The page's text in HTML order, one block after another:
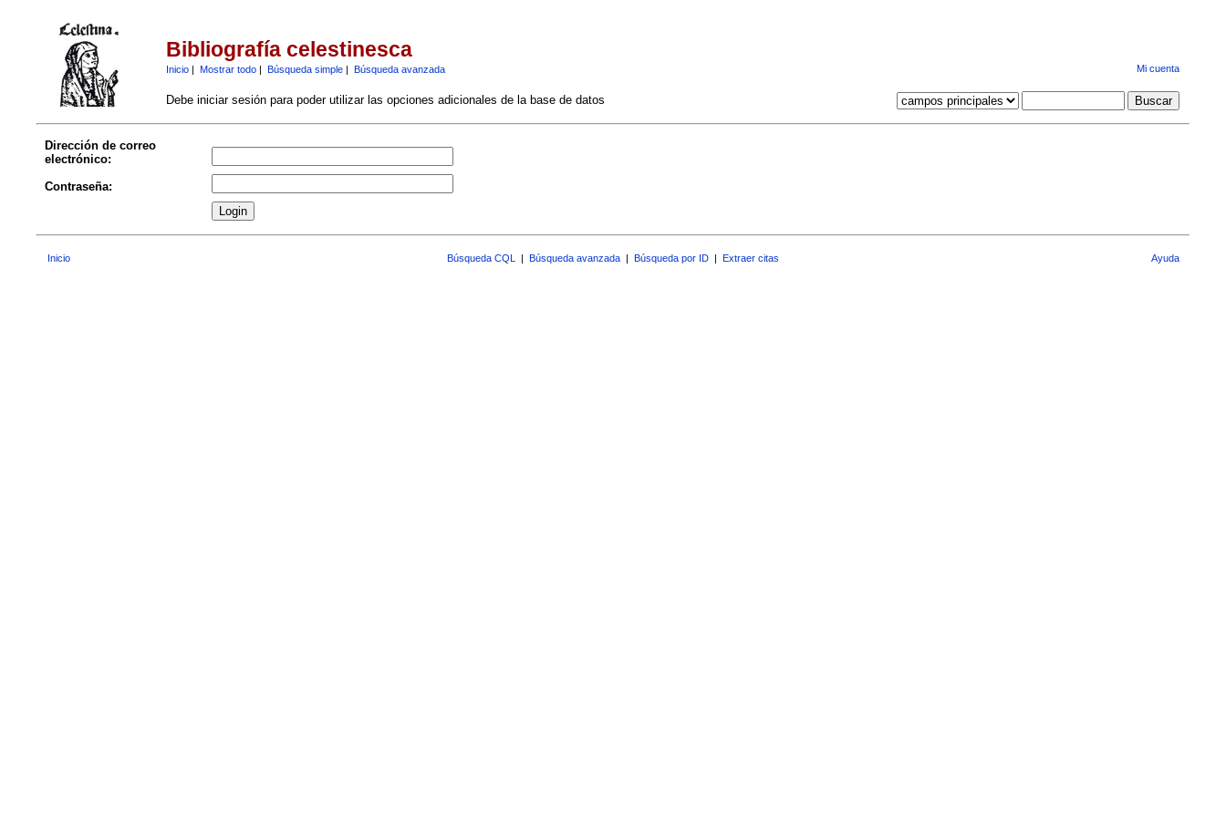
Bibliografía celestinesca
Inicio| Mostrar todo| Búsqueda simple| Búsqueda avanzada Mi cuenta
Debe iniciar sesión para poder utilizar las opciones adicionales de la base de datos
Dirección de correo
electrónico:
Contraseña:
Inicio Búsqueda CQL | Búsqueda avanzada | Búsqueda por ID | Extraer citas Ayuda